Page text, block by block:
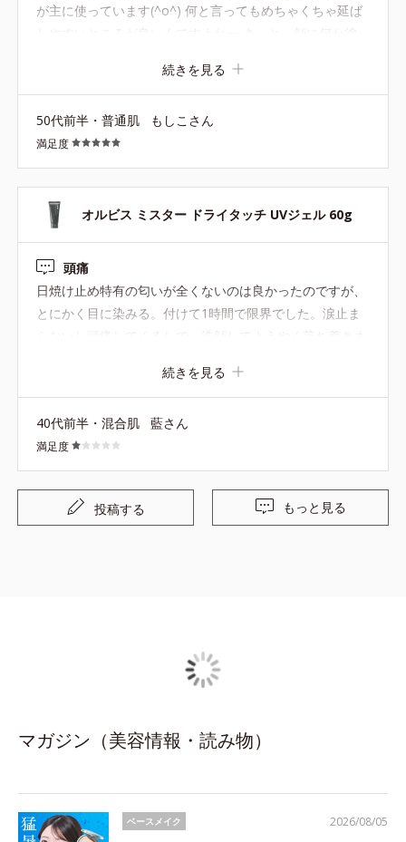
が主に使っています(^o^) 何と言ってもめちゃくちゃ延ば
すさなのでしょう…いや、これ、私にも大助かりです！ と
くに首とか。今まではスプレータイプのものでシュッシュ
ッと適当だったのですが、これでうなじが黒くなる問題、
解決できそうです。
続きを見る
50代前半・普通肌 もしこさん
満足度
オルビス ミスター ドライタッチ UVジェル 60g
頭痛
日焼け止め特有の匂いが全くないのは良かったのですが、
とにかく目に染みる。付けて1時間で限界でした。涙止ま
カバー力は全くないです。
続きを見る
40代前半・混合肌 藍さん
満足度
投稿する もっと見る
マガジン（美容情報・読み物）
ベースメイク 2026/08/05